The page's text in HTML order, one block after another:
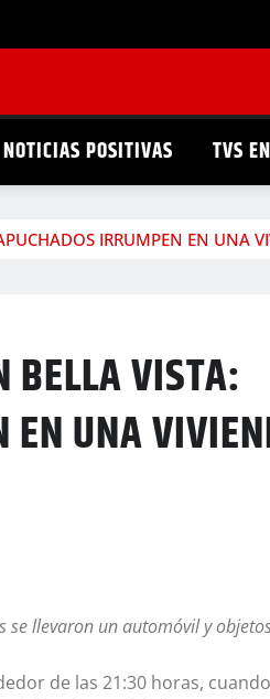
NOTICIAS POSITIVAS TVS
IRRUMPEN EN UNA
BELLA VISTA:
EN UNA
llevaron un automóvil y
de las 21:30 horas,